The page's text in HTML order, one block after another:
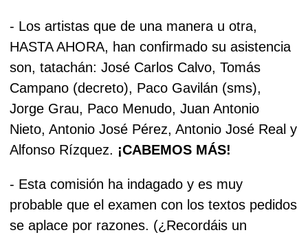
- Los artistas que de una manera u otra,
HASTA AHORA, han confirmado su asistencia
son, tatachán: José Carlos Calvo, Tomás
Campano (decreto), Paco Gavilán (sms),
Jorge Grau, Paco Menudo, Juan Antonio
Nieto, Antonio José Pérez, Antonio José Real y
Alfonso Rízquez. ¡CABEMOS MÁS!
- Esta comisión ha indagado y es muy
probable que el examen con los textos pedidos
se aplace por razones. (¿Recordáis un